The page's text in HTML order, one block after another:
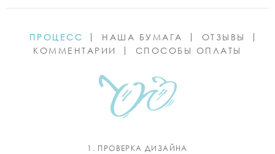
ПРОЦЕСС НАША БУМАГА
ОТЗЫВЫ
КОММЕНТАРИИ
СПОСОБЫ ОПЛАТЫ
1. ПРОВЕРКА ДИЗАЙНА